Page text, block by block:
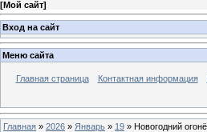
[Мой сайт]
Вход на сайт
Меню сайта
Главная страница Контактная информация
Главная » 2026 » Январь » 19 » Новогодний